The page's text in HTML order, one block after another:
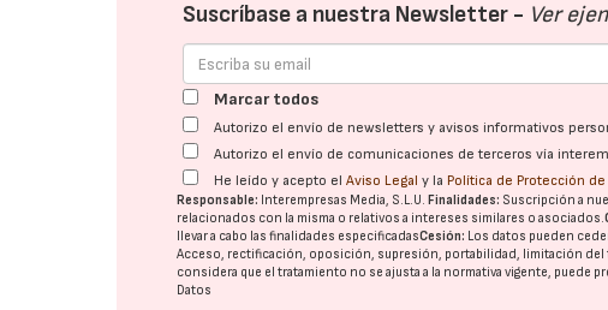
Suscríbase a nuestra Newsletter - Ver
Marcar todos
Autorizo el envío de newsletters y avisos informativos
Autorizo el envío de comunicaciones de terceros vía
He leído y acepto elAviso Legal y la Política de Protección de
Responsable: Interempresas Media, S.L.U. Finalidades: Suscripción a
relacionados con la misma o relativos a intereses similares o asociados.
llevar a cabo las finalidades especificadasCesión: Los datos pueden
Acceso, rectificación, oposición, supresión, portabilidad, limitación del
considera que el tratamiento no se ajusta a la normativa vigente, puede
Datos